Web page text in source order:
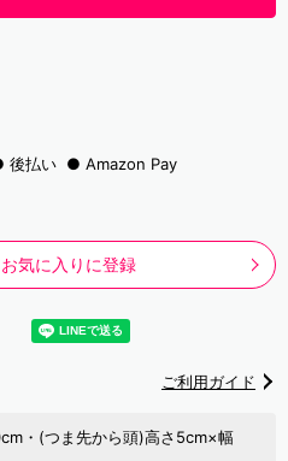
後払い Amazon Pay
気に入りに登録
ご利用ガイド
・(つま先から頭)高さ5cm×幅